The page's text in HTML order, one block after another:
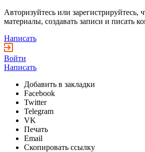
Авторизуйтесь или зарегистрируйтесь,
материалы, создавать записи и писать
Написать
Войти
Написать
Добавить в закладки
Facebook
Twitter
Telegram
VK
Печать
Email
Скопировать ссылку